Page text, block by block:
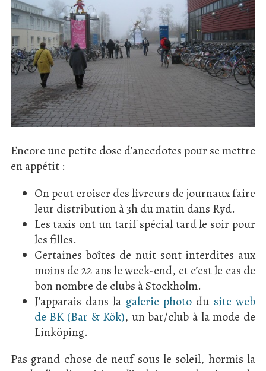
Encore une petite dose d’anecdotes pour se mettre
en appétit :
On peut croiser des livreurs de journaux faire
leur distribution à 3h du matin dans Ryd.
Les taxis ont un tarif spécial tard le soir pour
les filles.
Certaines boîtes de nuit sont interdites aux
moins de 22 ans le week-end, et c’est le cas de
bon nombre de clubs à Stockholm.
J’apparais dans la galerie photodu site web
de BK (Bar & Kök), un bar/club à la mode de
Linköping.
Pas grand chose de neuf sous le soleil, hormis la